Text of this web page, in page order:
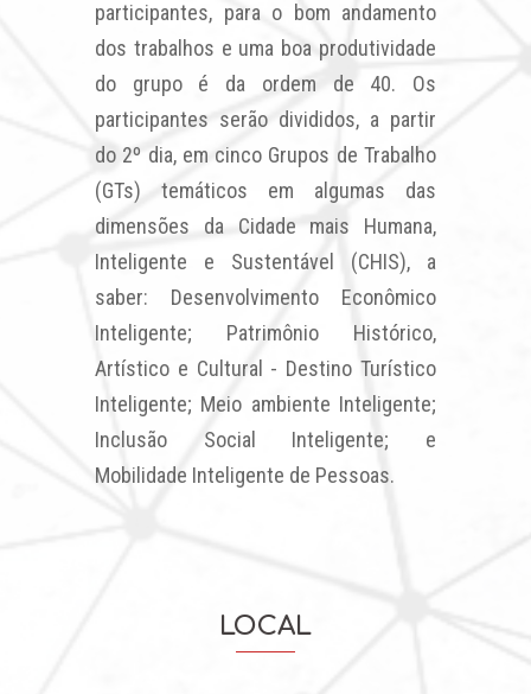
participantes, para o bom andamento
dos trabalhos e uma boa produtividade
do grupo é da ordem de 40. Os
participantes serão divididos, a partir
do 2º dia, em cinco Grupos de Trabalho
(GTs) temáticos em algumas das
dimensões da Cidade mais Humana,
Inteligente e Sustentável (CHIS), a
saber: Desenvolvimento Econômico
Inteligente; Patrimônio Histórico,
Artístico e Cultural - Destino Turístico
Inteligente; Meio ambiente Inteligente;
Inclusão Social Inteligente; e
Mobilidade Inteligente de Pessoas.
LOCAL